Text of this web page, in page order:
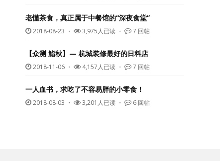
老懂茶食，真正属于中餐馆的“深夜食堂”
2018-08-23 ・ 3,975人已读 ・ 7 回帖
【众测 鮨秋】— 杭城装修最好的日料店
2018-11-06 ・ 4,157人已读 ・ 7 回帖
一人血书，求吃了不容易胖的小零食！
2018-08-03 ・ 3,201人已读 ・ 6 回帖